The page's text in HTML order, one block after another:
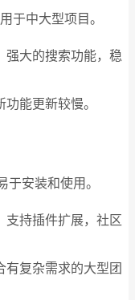
于中大型项目。
强大的搜索功能，稳
能更新较慢。
于安装和使用。
支持插件扩展，社区
有复杂需求的大型团